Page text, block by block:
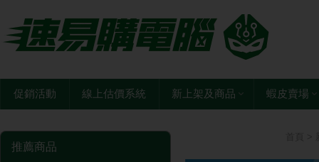
促銷活動 線上估價系統 新上架及商品 蝦皮賣場
推薦商品